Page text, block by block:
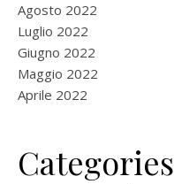
Agosto 2022
Luglio 2022
Giugno 2022
Maggio 2022
Aprile 2022
Categories